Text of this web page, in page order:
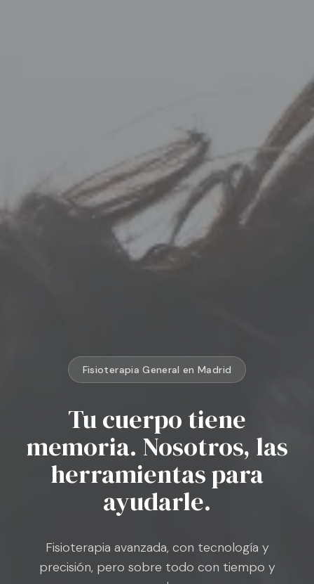
Fisioterapia General en Madrid
Tu cuerpo tiene
memoria. Nosotros, las
herramientas para
ayudarle.
Fisioterapia avanzada, con tecnología y
precisión, pero sobre todo con tiempo y